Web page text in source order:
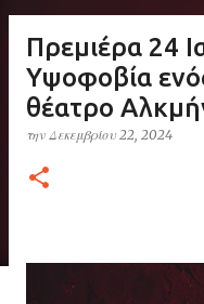
Πρεμιέρα 24
Υψοφοβία
θέατρο
την Δεκεμβρίου 22, 2024